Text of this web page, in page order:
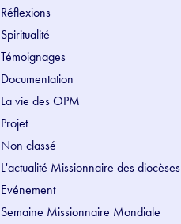
Réflexions
Spiritualité
Témoignages
Documentation
La vie des OPM
Projet
Non classé
L'actualité Missionnaire des diocèses
Evénement
Semaine Missionnaire Mondiale